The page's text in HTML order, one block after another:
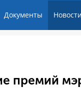
Документы Новости
премий